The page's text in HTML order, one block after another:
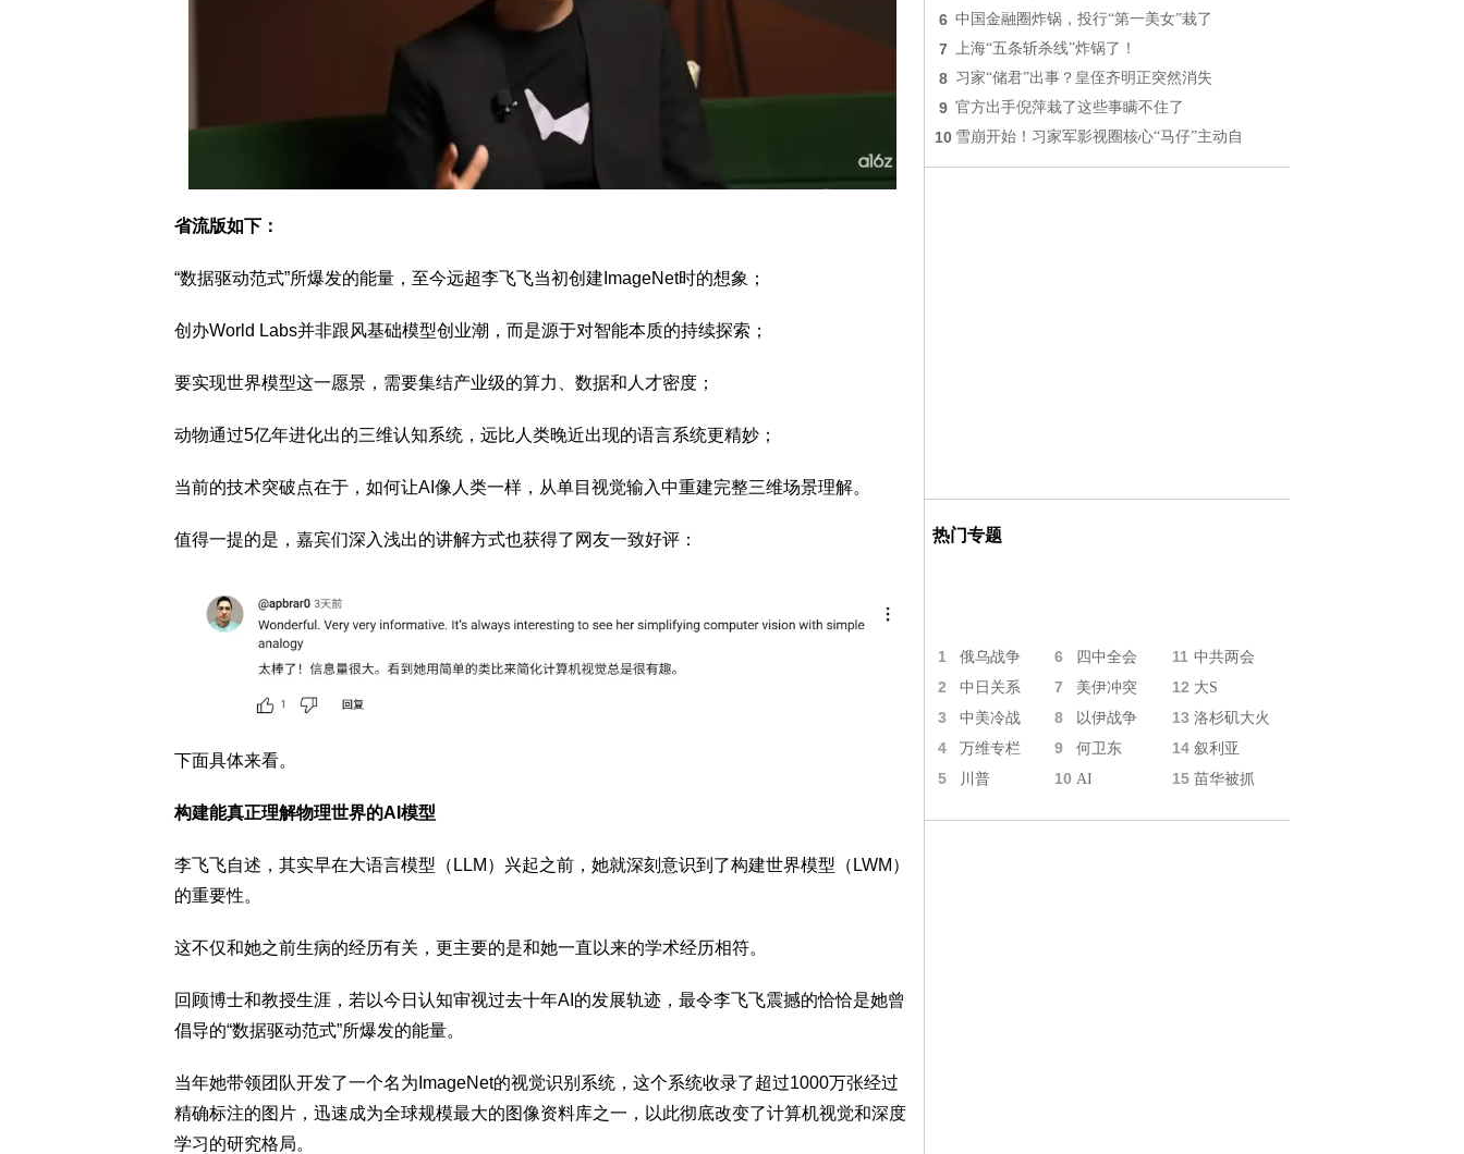
省流版如下：
“数据驱动范式”所爆发的能量，至今远超李飞飞当初创建ImageNet时的想象；
创办World Labs并非跟风基础模型创业潮，而是源于对智能本质的持续探索；
要实现世界模型这一愿景，需要集结产业级的算力、数据和人才密度；
动物通过5亿年进化出的三维认知系统，远比人类晚近出现的语言系统更精妙；
当前的技术突破点在于，如何让AI像人类一样，从单目视觉输入中重建完整三维场景理解。
值得一提的是，嘉宾们深入浅出的讲解方式也获得了网友一致好评：
下面具体来看。
构建能真正理解物理世界的AI模型
李飞飞自述，其实早在大语言模型（LLM）兴起之前，她就深刻意识到了构建世界模型（LWM）
的重要性。
这不仅和她之前生病的经历有关，更主要的是和她一直以来的学术经历相符。
回顾博士和教授生涯，若以今日认知审视过去十年AI的发展轨迹，最令李飞飞震撼的恰恰是她曾
倡导的“数据驱动范式”所爆发的能量。
当年她带领团队开发了一个名为ImageNet的视觉识别系统，这个系统收录了超过1000万张经过
精确标注的图片，迅速成为全球规模最大的图像资料库之一，以此彻底改变了计算机视觉和深度
学习的研究格局。
6 中国金融圈炸锅，投行“第一美女”栽了
7 上海“五条斩杀线”炸锅了！
8 习家“储君”出事？皇侄齐明正突然消失
9 官方出手倪萍栽了这些事瞒不住了
10 雪崩开始！习家军影视圈核心“马仔”主动自
热门专题
1 俄乌战争 6 四中全会 11 中共两会
2 中日关系 7 美伊冲突 12 大S
3 中美冷战 8 以伊战争 13 洛杉矶大火
4 万维专栏 9 何卫东 14 叙利亚
5 川普 10 AI 15 苗华被抓